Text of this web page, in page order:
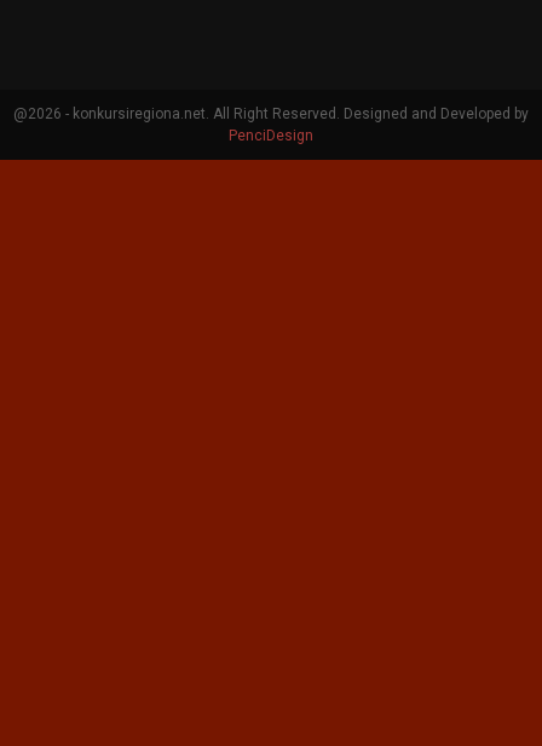
@2026 - konkursiregiona.net. All Right Reserved. Designed and Developed by
PenciDesign